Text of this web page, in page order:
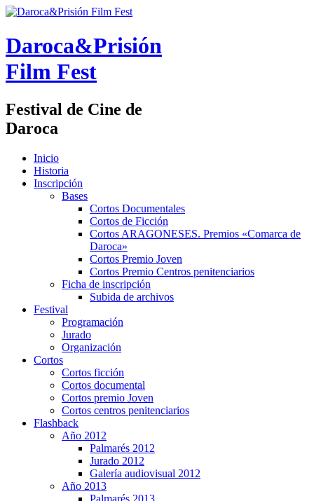
Daroca&Prisión
Film Fest
Festival de Cine de
Daroca
Inicio
Historia
Inscripción
Bases
Cortos Documentales
Cortos de Ficción
Cortos ARAGONESES. Premios «Comarca de
Daroca»
Cortos Premio Joven
Cortos Premio Centros penitenciarios
Ficha de inscripción
Subida de archivos
Festival
Programación
Jurado
Organización
Cortos
Cortos ficción
Cortos documental
Cortos premio Joven
Cortos centros penitenciarios
Flashback
Año 2012
Palmarés 2012
Jurado 2012
Galería audiovisual 2012
Año 2013
Palmarés 2013